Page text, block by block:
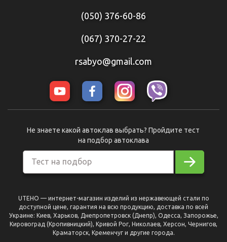
(050) 376-60-86
(067) 370-27-22
rsabyo@gmail.com
Тест на подбор
Не знаете какой автоклав выбрать? Пройдите тест
на подбор автоклава
UTEHO — интернет-магазин изделий из нержавеющей стали по
доступной цене, гарантия на всю продукцию, доставка по всей
Украине: Киев, Харьков, Днепропетровск (Днепр), Одесса, Запорожье,
Кировоград (Кропивницкий), Кривой Рог, Николаев, Херсон, Чернигов,
Краматорск, Кременчуг и другие города.